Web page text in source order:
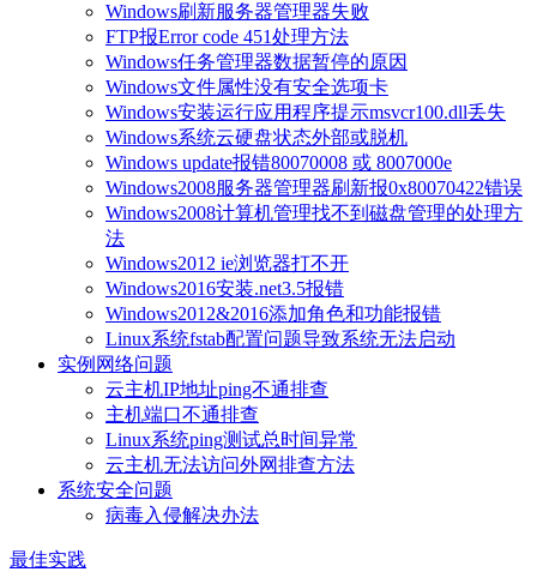
Windows刷新服务器管理器失败
FTP报Error code 451处理方法
Windows任务管理器数据暂停的原因
Windows文件属性没有安全选项卡
Windows安装运行应用程序提示msvcr100.dll丢失
Windows系统云硬盘状态外部或脱机
Windows update报错80070008 或 8007000e
Windows2008服务器管理器刷新报0x80070422错误
Windows2008计算机管理找不到磁盘管理的处理方
法
Windows2012 ie浏览器打不开
Windows2016安装.net3.5报错
Windows2012&2016添加角色和功能报错
Linux系统fstab配置问题导致系统无法启动
实例网络问题
云主机IP地址ping不通排查
主机端口不通排查
Linux系统ping测试总时间异常
云主机无法访问外网排查方法
系统安全问题
病毒入侵解决办法
最佳实践